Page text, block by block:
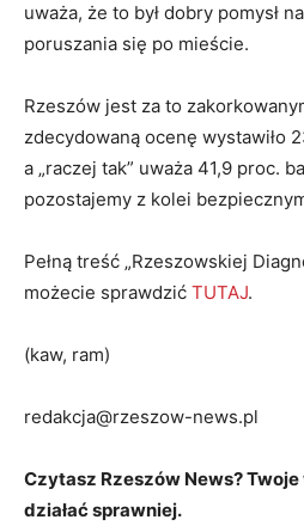
uważa, że to był dobry pomysł
poruszania się po mieście.
Rzeszów jest za to
zdecydowaną ocenę wystawiło
a „raczej tak” uważa 41,9 proc.
pozostajemy z kolei
Pełną treść „Rzeszowskiej
możecie sprawdzić TUTAJ.
(kaw, ram)
redakcja@rzeszow-news.pl
Czytasz Rzeszów News?
działać sprawniej.